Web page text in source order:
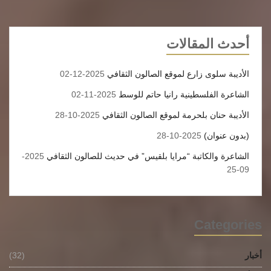
قلعة ليس ثمة ملاذ للناس أقوى منه. يقعُ
المسعى الفلسفى لدي الأبيقوريين أيضاً
داخل هذا الإطار وفهم ما دعا إليه أبيقور
بمبدأ اللذة بالخطأ وفي الحقيقة لايجوز
إلتماس اللذة حسب رأي فيلسوف الحديقة
إلا ضمن مراعاة الحكمة كما يعتقدُ بأنَّ
غياب الألم هو أصدق أنواع اللذة. إذاً تكمنُ
وبذلك يكونُ وقع أزمات الواقع أقلَّ حدةً
على النفس لاسيما إذا نجحت الفلسفةُ في
أحدث المقالات
الأديبة سلوى زارع لموقع الصالون الثقافي 2025-12-02
الشاعرة الفلسطينية رانيا حاتم للوسط 2025-11-02
الأديبة حنان بلحرمة لموقع الصالون الثقافي 2025-10-28
(بدون عنوان) 2025-10-28
الشاعرة والكاتبة “مرايا بلقيس” في حديث للصالون الثقافي
2025-
09-25
Categories
أخبار (32)